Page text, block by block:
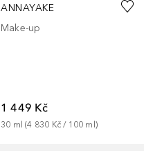
ANNAYAKE
Make-up
1 449 Kč
30 ml (4 830 Kč / 100 ml)